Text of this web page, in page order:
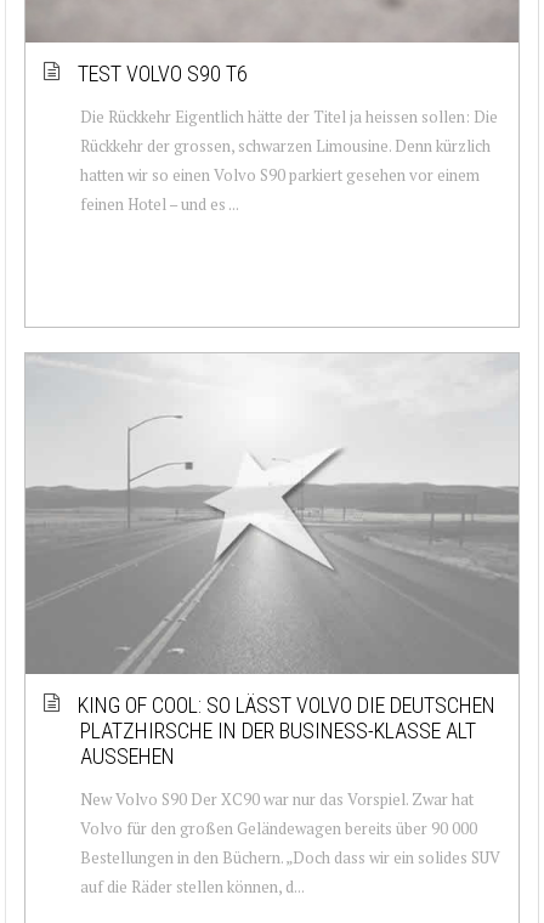
TEST VOLVO S90 T6
Die Rückkehr Eigentlich hätte der Titel ja heissen sollen: Die
Rückkehr der grossen, schwarzen Limousine. Denn kürzlich
hatten wir so einen Volvo S90 parkiert gesehen vor einem
feinen Hotel – und es ...
KING OF COOL: SO LÄSST VOLVO DIE DEUTSCHEN
PLATZHIRSCHE IN DER BUSINESS-KLASSE ALT
AUSSEHEN
New Volvo S90 Der XC90 war nur das Vorspiel. Zwar hat
Volvo für den großen Geländewagen bereits über 90 000
Bestellungen in den Büchern. „Doch dass wir ein solides SUV
auf die Räder stellen können, d...